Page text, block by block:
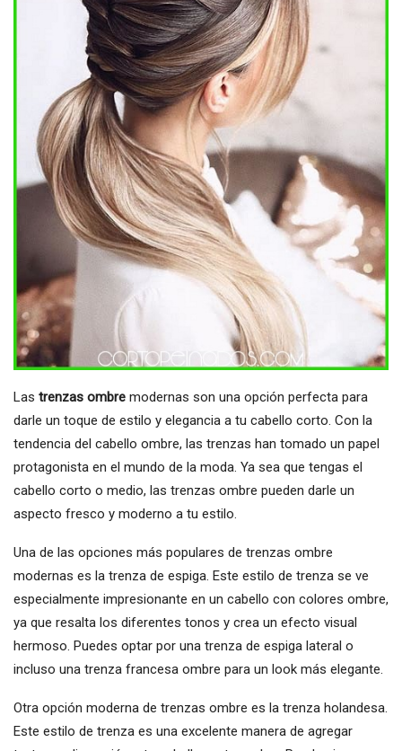
Las trenzas ombre modernas son una opción perfecta para
darle un toque de estilo y elegancia a tu cabello corto. Con la
tendencia del cabello ombre, las trenzas han tomado un papel
protagonista en el mundo de la moda. Ya sea que tengas el
cabello corto o medio, las trenzas ombre pueden darle un
aspecto fresco y moderno a tu estilo.
Una de las opciones más populares de trenzas ombre
modernas es la trenza de espiga. Este estilo de trenza se ve
especialmente impresionante en un cabello con colores ombre,
ya que resalta los diferentes tonos y crea un efecto visual
hermoso. Puedes optar por una trenza de espiga lateral o
incluso una trenza francesa ombre para un look más elegante.
Otra opción moderna de trenzas ombre es la trenza holandesa.
Este estilo de trenza es una excelente manera de agregar